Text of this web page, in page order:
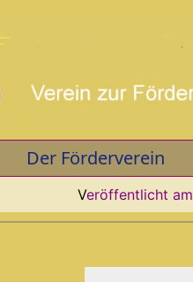
Der Förderverein
Veröffentlicht am